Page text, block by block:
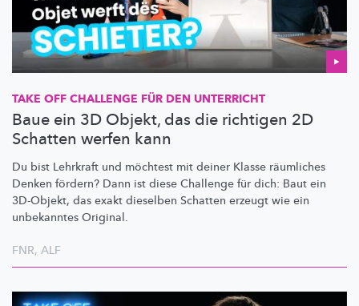
TAKE OFF CHALLENGE FÜR DEN UNTERRICHT
Baue ein 3D Objekt, das die richtigen 2D
Schatten werfen kann
Du bist Lehrkraft und möchtest mit deiner Klasse räumliches
Denken fördern? Dann ist diese Challenge für dich: Baut ein
3D-Objekt, das exakt dieselben Schatten erzeugt wie ein
unbekanntes Original.
FNR, ALF